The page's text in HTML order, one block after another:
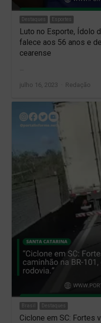
Destaques Esportes
Luto no Esporte, Ídolo
falece aos 56 anos e
cearense
julho 16, 2023 Author
Redação
Brasil Destaques
Ciclone em SC: Fortes